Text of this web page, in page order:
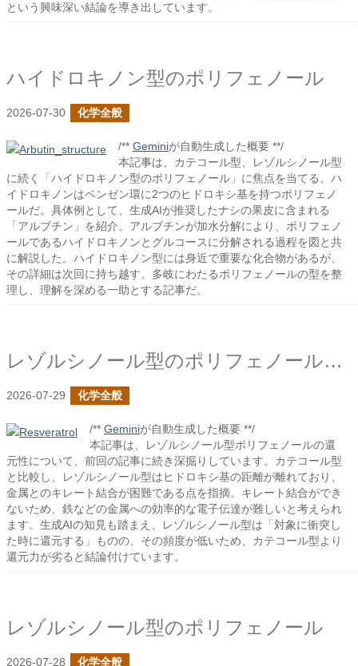
という興味深い結論を導き出しています。
ハイドロキノン型のポリフェノール
2026-07-30 化学全般
/** Geminiが自動生成した概要 **/
本記事は、カテコール型、レゾルシノール型
に続く「ハイドロキノン型のポリフェノール」に焦点を当てる。ハ
イドロキノンはベンゼン環に2つのヒドロキシ基を持つポリフェノ
ールだ。具体例として、生成AIが推奨したナシの果皮に含まれる
「アルブチン」を紹介。アルブチンが加水分解により、ポリフェノ
ールであるハイドロキノンとグルコースに分解される過程を図と共
に解説した。ハイドロキノン型には身近で重要な化合物があるが、
その詳細は次回に持ち越す。多岐にわたるポリフェノールの型を整
理し、理解を深める一助とする記事だ。
レゾルシノール型のポリフェノールの続き
2026-07-29 化学全般
/** Geminiが自動生成した概要 **/
本記事は、レゾルシノール型ポリフェノールの還
元性について、前回の記事に続き深掘りしています。カテコール型
と比較し、レゾルシノール型はヒドロキシ基の距離が離れており、
金属とのキレート結合が困難である点を指摘。キレート結合ができ
ないため、鉄などの金属への効率的な電子伝達が難しいと考えられ
ます。生成AIの知見も踏まえ、レゾルシノール型は「対象に衝突し
た時に還元する」ものの、その頻度が低いため、カテコール型より
還元力が劣ると結論付けています。
レゾルシノール型のポリフェノール
2026-07-28 化学全般